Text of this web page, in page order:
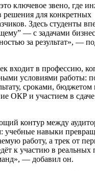
ключевое звено, где
решения для конкретных
Здесь студенты
— с задачами
за результат , —
входит в профессию,
условиями работы:
сроками, бюджетом
ОКР и участием в
контур между
учебные навыки
работу, а трек от
к участию в реальных
, — добавил он.